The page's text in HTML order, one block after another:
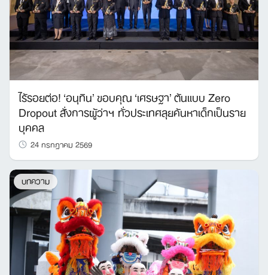
ไร้รอยต่อ! ‘อนุทิน’ ขอบคุณ ‘เศรษฐา’ ต้นแบบ Zero
Dropout สั่งการผู้ว่าฯ ทั่วประเทศลุยค้นหาเด็กเป็นราย
บุคคล
24 กรกฎาคม 2569
บทความ